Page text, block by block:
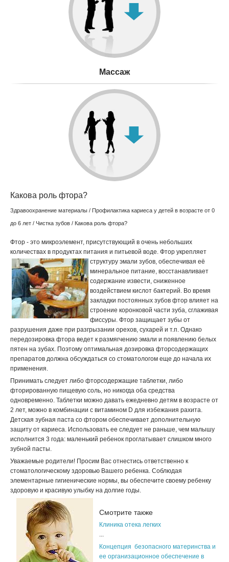
Mассаж
Какова роль фтора?
Здравоохранение материалы / Профилактика кариеса у детей в возрасте от 0
до 6 лет / Чистка зубов / Какова роль фтора?
Фтор - это микроэлемент, присутствующий в очень небольших
количествах в продуктах питания и питьевой воде. Фтор укрепляет
структуру эмали зубов, обеспечивая её
минеральное питание, восстанавливает
содержание извести, сниженное
воздействием кислот бактерий. Во время
закладки постоянных зубов фтор влияет на
строение коронковой части зуба, сглаживая
фиссуры. Фтор защищает зубы от
разрушения даже при разгрызании орехов, сухарей и т.п. Однако
передозировка фтора ведет к размягчению эмали и появлению белых
пятен на зубах. Поэтому оптимальная дозировка фторсодержащих
препаратов должна обсуждаться со стоматологом еще до начала их
применения.
Принимать следует либо фторсодержащие таблетки, либо
фторированную пищевую соль, но никогда оба средства
одновременно. Таблетки можно давать ежедневно детям в возрасте от
2 лет, можно в комбинации с витамином D для избежания рахита.
Детская зубная паста со фтором обеспечивает дополнительную
защиту от кариеса. Использовать ее следует не раньше, чем малышу
исполнится 3 года: маленький ребенок проглатывает слишком много
зубной пасты.
Уважаемые родители! Просим Вас отнестись ответственно к
стоматологическому здоровью Вашего ребенка. Соблюдая
элементарные гигиенические нормы, вы обеспечите своему ребенку
здоровую и красивую улыбку на долгие годы.
Смотрите также
Клиника отека легких
...
Концепция безопасного материнства и
ее организационное обеспечение в